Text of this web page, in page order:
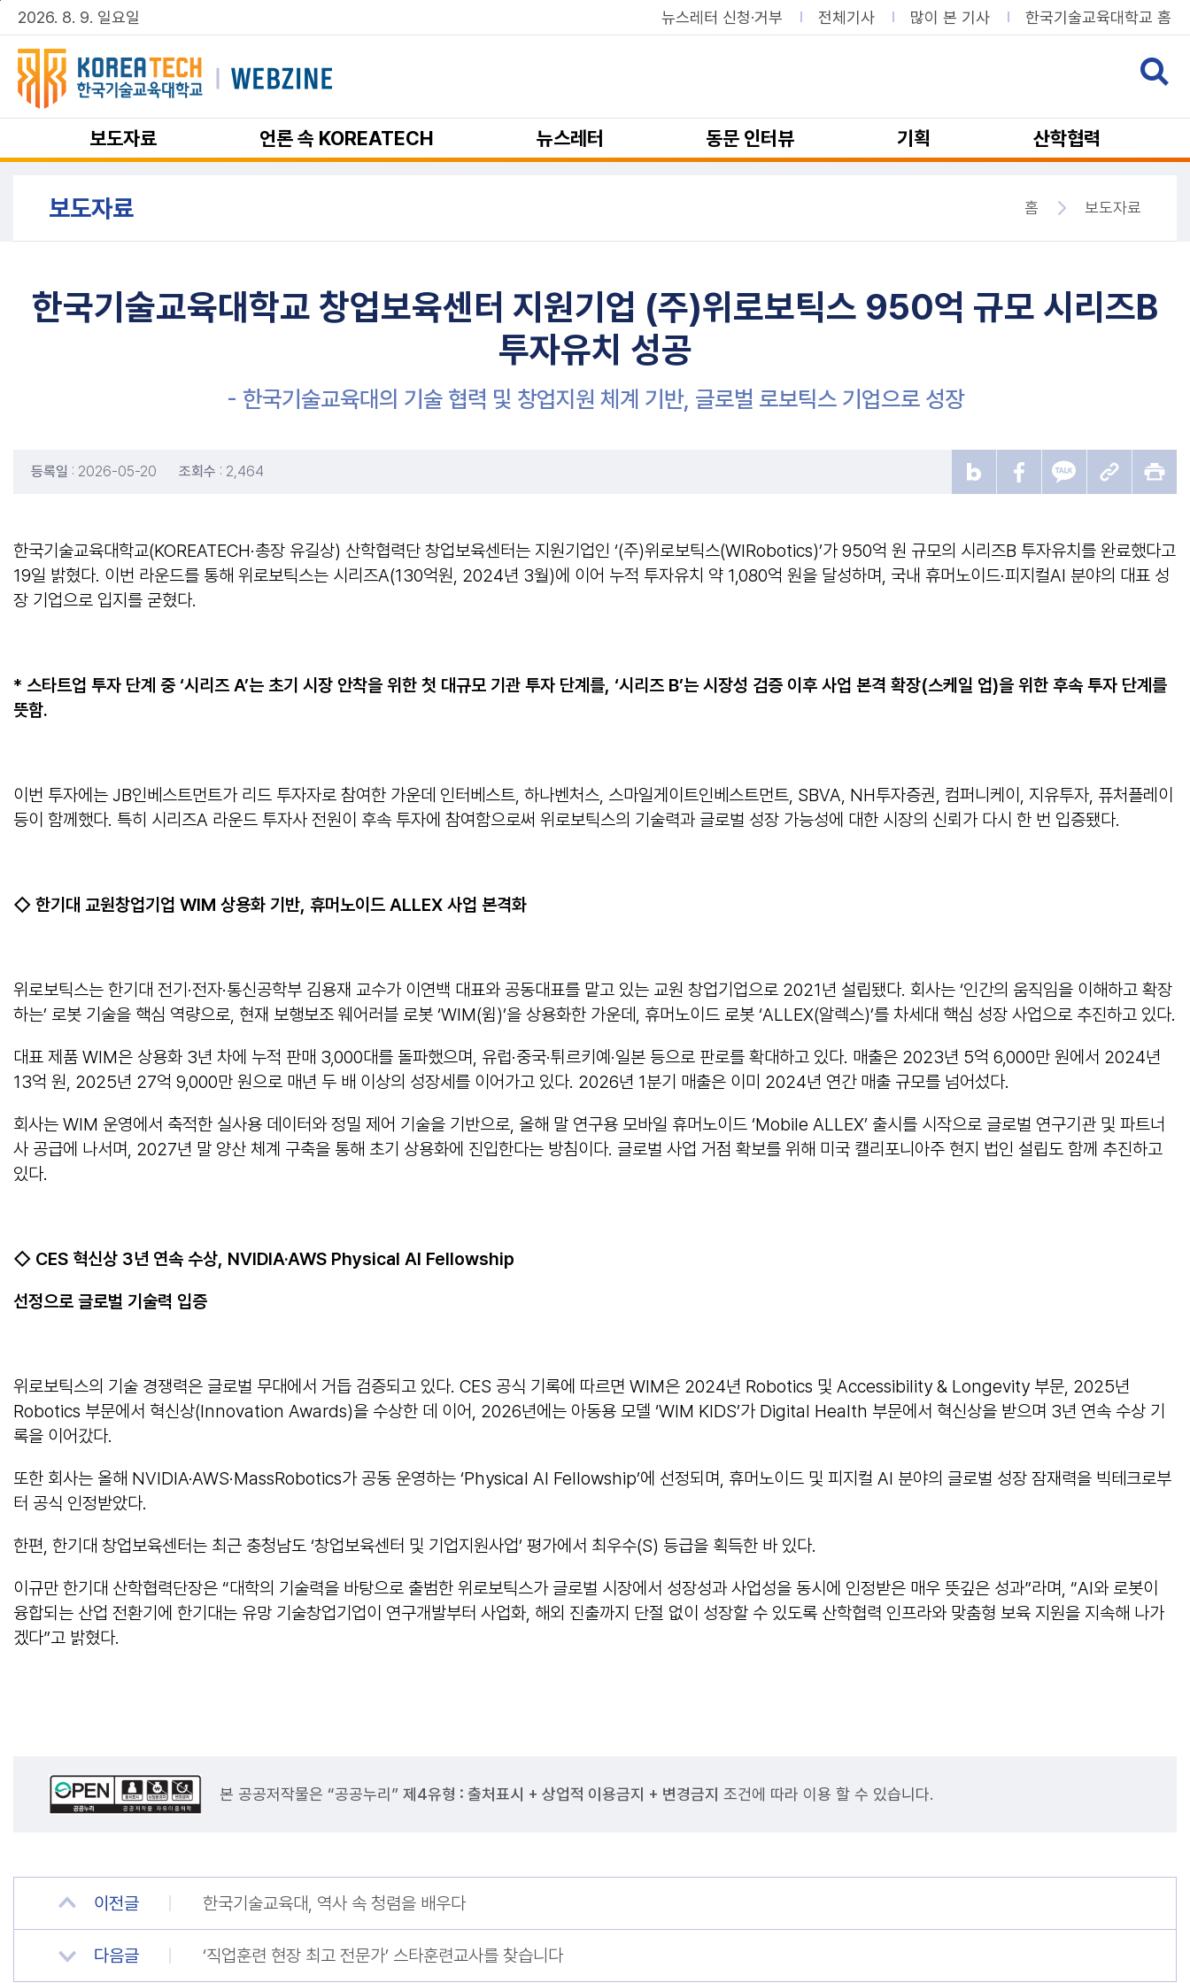
주메뉴 바로가기
본문 바로가기
2026. 8. 9. 일요일 뉴스레터 신청·거부 전체기사 많이 본 기사 한국기술교육대학교 홈
보도자료 언론 속 KOREATECH 뉴스레터 동문 인터뷰 기획 산학협력
보도자료 홈 보도자료
한국기술교육대학교 창업보육센터 지원기업 (주)위로보틱스 950억 규모 시리즈B
투자유치 성공
- 한국기술교육대의 기술 협력 및 창업지원 체계 기반, 글로벌 로보틱스 기업으로 성장
등록일 : 2026-05-20 조회수 : 2,464
한국기술교육대학교(KOREATECH·총장 유길상) 산학협력단 창업보육센터는 지원기업인 ‘(주)위로보틱스(WIRobotics)’가 950억 원 규모의 시리즈B 투자유치를 완료했다고
19일 밝혔다. 이번 라운드를 통해 위로보틱스는 시리즈A(130억원, 2024년 3월)에 이어 누적 투자유치 약 1,080억 원을 달성하며, 국내 휴머노이드·피지컬AI 분야의 대표 성
장 기업으로 입지를 굳혔다.
* 스타트업 투자 단계 중 ‘시리즈 A’는 초기 시장 안착을 위한 첫 대규모 기관 투자 단계를, ‘시리즈 B’는 시장성 검증 이후 사업 본격 확장(스케일 업)을 위한 후속 투자 단계를
뜻함.
이번 투자에는 JB인베스트먼트가 리드 투자자로 참여한 가운데 인터베스트, 하나벤처스, 스마일게이트인베스트먼트, SBVA, NH투자증권, 컴퍼니케이, 지유투자, 퓨처플레이
등이 함께했다. 특히 시리즈A 라운드 투자사 전원이 후속 투자에 참여함으로써 위로보틱스의 기술력과 글로벌 성장 가능성에 대한 시장의 신뢰가 다시 한 번 입증됐다.
◇ 한기대 교원창업기업 WIM 상용화 기반, 휴머노이드 ALLEX 사업 본격화
위로보틱스는 한기대 전기·전자·통신공학부 김용재 교수가 이연백 대표와 공동대표를 맡고 있는 교원 창업기업으로 2021년 설립됐다. 회사는 ‘인간의 움직임을 이해하고 확장
하는’ 로봇 기술을 핵심 역량으로, 현재 보행보조 웨어러블 로봇 ‘WIM(윔)’을 상용화한 가운데, 휴머노이드 로봇 ‘ALLEX(알렉스)’를 차세대 핵심 성장 사업으로 추진하고 있다.
대표 제품 WIM은 상용화 3년 차에 누적 판매 3,000대를 돌파했으며, 유럽·중국·튀르키예·일본 등으로 판로를 확대하고 있다. 매출은 2023년 5억 6,000만 원에서 2024년
13억 원, 2025년 27억 9,000만 원으로 매년 두 배 이상의 성장세를 이어가고 있다. 2026년 1분기 매출은 이미 2024년 연간 매출 규모를 넘어섰다.
회사는 WIM 운영에서 축적한 실사용 데이터와 정밀 제어 기술을 기반으로, 올해 말 연구용 모바일 휴머노이드 ‘Mobile ALLEX’ 출시를 시작으로 글로벌 연구기관 및 파트너
사 공급에 나서며, 2027년 말 양산 체계 구축을 통해 초기 상용화에 진입한다는 방침이다. 글로벌 사업 거점 확보를 위해 미국 캘리포니아주 현지 법인 설립도 함께 추진하고
있다.
◇ CES 혁신상 3년 연속 수상, NVIDIA·AWS Physical AI Fellowship
선정으로 글로벌 기술력 입증
위로보틱스의 기술 경쟁력은 글로벌 무대에서 거듭 검증되고 있다. CES 공식 기록에 따르면 WIM은 2024년 Robotics 및 Accessibility & Longevity 부문, 2025년
Robotics 부문에서 혁신상(Innovation Awards)을 수상한 데 이어, 2026년에는 아동용 모델 ‘WIM KIDS’가 Digital Health 부문에서 혁신상을 받으며 3년 연속 수상 기
록을 이어갔다.
또한 회사는 올해 NVIDIA·AWS·MassRobotics가 공동 운영하는 ‘Physical AI Fellowship’에 선정되며, 휴머노이드 및 피지컬 AI 분야의 글로벌 성장 잠재력을 빅테크로부
터 공식 인정받았다.
한편, 한기대 창업보육센터는 최근 충청남도 ‘창업보육센터 및 기업지원사업’ 평가에서 최우수(S) 등급을 획득한 바 있다.
이규만 한기대 산학협력단장은 “대학의 기술력을 바탕으로 출범한 위로보틱스가 글로벌 시장에서 성장성과 사업성을 동시에 인정받은 매우 뜻깊은 성과”라며, “AI와 로봇이
융합되는 산업 전환기에 한기대는 유망 기술창업기업이 연구개발부터 사업화, 해외 진출까지 단절 없이 성장할 수 있도록 산학협력 인프라와 맞춤형 보육 지원을 지속해 나가
겠다”고 밝혔다.
본 공공저작물은 “공공누리” 제4유형 : 출처표시 + 상업적 이용금지 + 변경금지 조건에 따라 이용 할 수 있습니다.
이전글 한국기술교육대, 역사 속 청렴을 배우다
다음글 ‘직업훈련 현장 최고 전문가’ 스타훈련교사를 찾습니다